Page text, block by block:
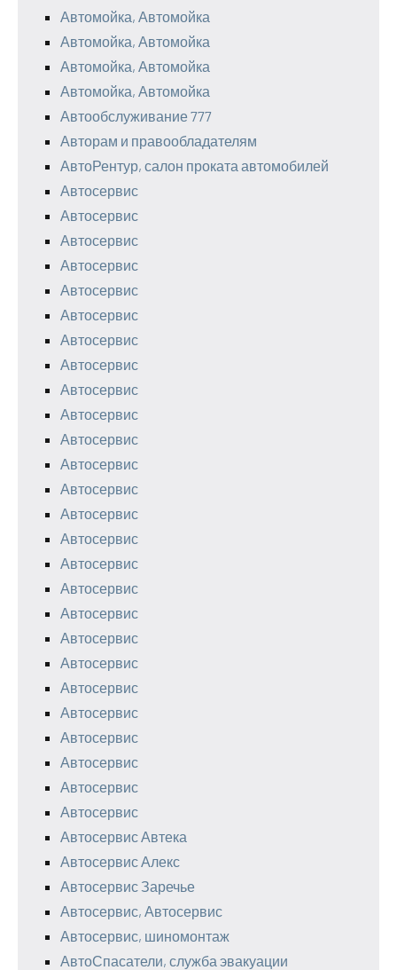
Автомойка, Автомойка
Автомойка, Автомойка
Автомойка, Автомойка
Автомойка, Автомойка
Автообслуживание 777
Авторам и правообладателям
АвтоРентур, салон проката автомобилей
Автосервис
Автосервис
Автосервис
Автосервис
Автосервис
Автосервис
Автосервис
Автосервис
Автосервис
Автосервис
Автосервис
Автосервис
Автосервис
Автосервис
Автосервис
Автосервис
Автосервис
Автосервис
Автосервис
Автосервис
Автосервис
Автосервис
Автосервис
Автосервис
Автосервис
Автосервис
Автосервис Автека
Автосервис Алекс
Автосервис Заречье
Автосервис, Автосервис
Автосервис, шиномонтаж
АвтоСпасатели, служба эвакуации